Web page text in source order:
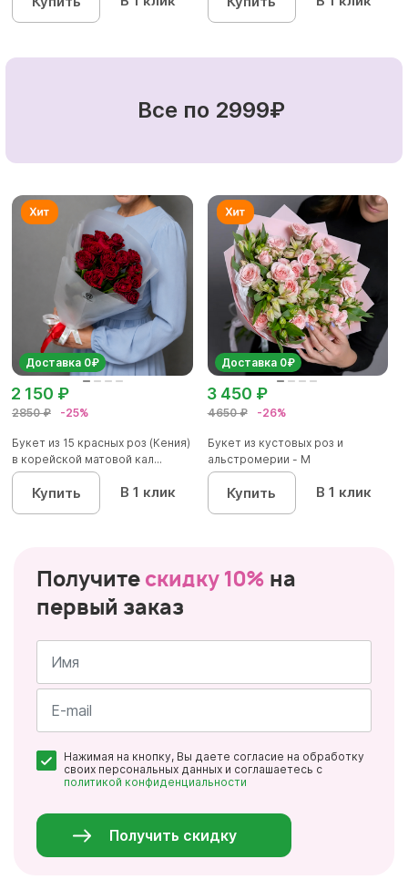
Все по 2999₽
Доставка 0₽
2850 ₽ -25%
2 150 ₽
Букет из 15 красных роз (Кения)
в корейской матовой кал...
Купить В 1 клик
Доставка 0₽
4650 ₽ -26%
3 450 ₽
Букет из кустовых роз и
альстромерии - М
Купить В 1 клик
Получите скидку 10% на
первый заказ
Имя
*
Нажимая на кнопку, Вы даете согласие на обработку
своих персональных данных и соглашаетесь с
политикой конфиденциальности
Получить скидку